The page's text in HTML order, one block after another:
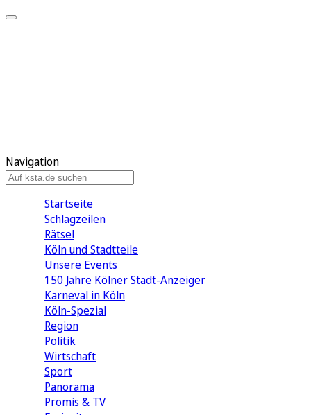
Navigation
Startseite
Schlagzeilen
Rätsel
Köln und Stadtteile
Unsere Events
150 Jahre Kölner Stadt-Anzeiger
Karneval in Köln
Köln-Spezial
Region
Politik
Wirtschaft
Sport
Panorama
Promis & TV